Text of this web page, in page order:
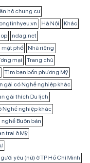
hộ chung cư
Hà Nội
Khác
ndag.net
mặt phố
Nhà riêng
mại
Trang chủ
Tìm bạn bốn phương Mỹ
gái có Nghề nghiệp khác
gái thích Du lịch
Nghề nghiệp khác
Buôn bán
trai ở Mỹ
yêu (nữ) ở TP Hồ Chí Minh